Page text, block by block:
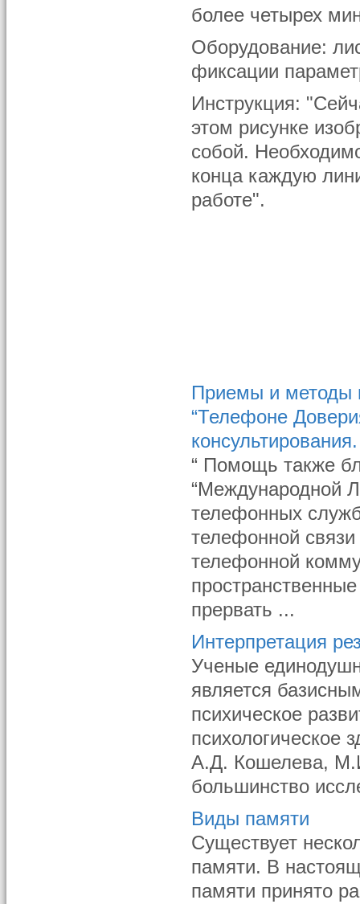
более четырех
Оборудование:
фиксации
Инструкция:
этом рисунке
собой.
конца каждую
работе".
Приемы и методы
“Телефоне
консультирования.
“ Помощь также
“Международной
телефонных
телефонной
телефонной
прервать ...
Интерпретация
Ученые
является
психическое
психологическое
А.Д. Кошелева,
большинство
Виды памяти
Существует
памяти. В
памяти принято